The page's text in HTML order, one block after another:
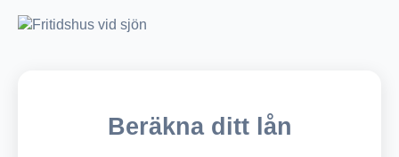
Beräkna ditt lån